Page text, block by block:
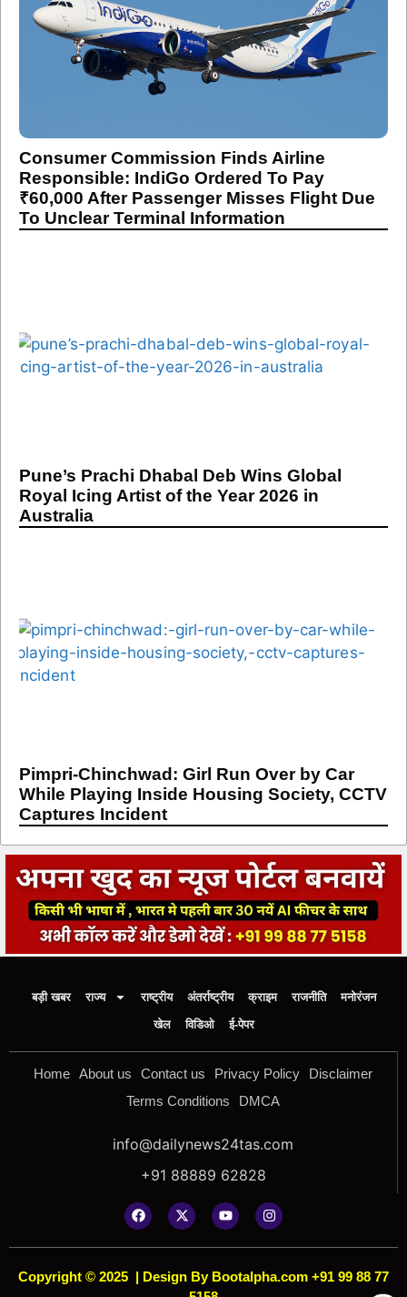
Consumer Commission Finds Airline
Responsible: IndiGo Ordered To Pay
₹60,000 After Passenger Misses Flight Due
To Unclear Terminal Information
Pune’s Prachi Dhabal Deb Wins Global
Royal Icing Artist of the Year 2026 in
Australia
Pimpri-Chinchwad: Girl Run Over by Car
While Playing Inside Housing Society, CCTV
Captures Incident
बड़ी खबर राज्य राष्ट्रीय अंतर्राष्ट्रीय क्राइम राजनीति
मनोरंजन
खेल
विडिओ ई-पेपर
Home About us Contact us Privacy Policy
Disclaimer
Terms Conditions
DMCA
info@dailynews24tas.com
+91 88889 62828
Copyright © 2025 | Design By Bootalpha.com +91 99 88 77